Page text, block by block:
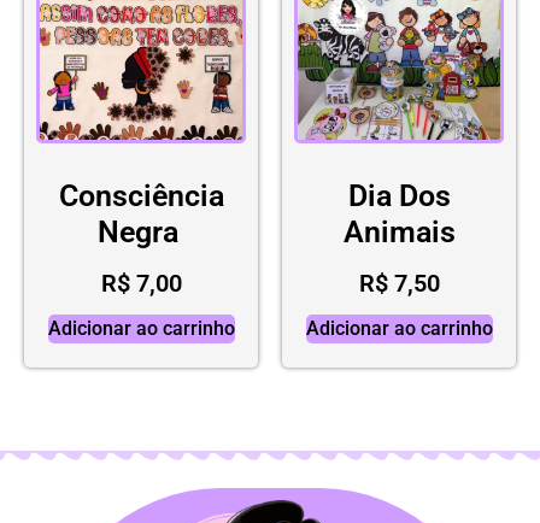
Consciência
Negra
R$7,00
Adicionar ao carrinho
Dia Dos
Animais
R$7,50
Adicionar ao carrinho